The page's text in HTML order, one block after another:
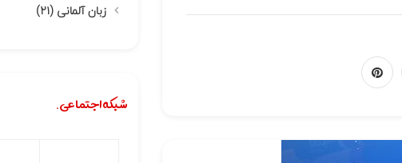
زبان آلمانی (۲۱)
شبکه اجتماعی.